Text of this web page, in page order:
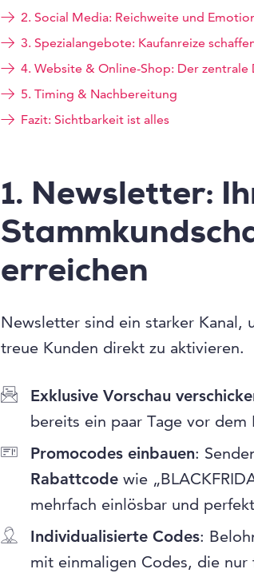
2. Social Media: Reichweite und
3. Spezialangebote: Kaufanreize
4. Website & Online-Shop: Der
5. Timing & Nachbereitung
Fazit: Sichtbarkeit ist alles
1. Newsletter:
erreichen
Newsletter sind ein starker Kanal,
treue Kunden direkt zu aktivieren.
Exklusive Vorschau
bereits ein paar Tage vor dem
Promocodes einbauen:
Rabattcodewie
mehrfach einlösbar und
Individualisierte Codes:
mit einmaligen Codes, die nur